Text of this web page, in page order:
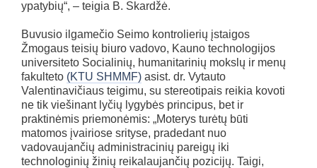
ypatybių“, – teigia B. Skardžė.
Buvusio ilgamečio Seimo kontrolierių įstaigos
Žmogaus teisių biuro vadovo, Kauno technologijos
universiteto Socialinių, humanitarinių mokslų ir menų
fakulteto (KTU SHMMF) asist. dr. Vytauto
Valentinavičiaus teigimu, su stereotipais reikia kovoti
ne tik viešinant lyčių lygybės principus, bet ir
praktinėmis priemonėmis: „Moterys turėtų būti
matomos įvairiose srityse, pradedant nuo
vadovaujančių administracinių pareigų iki
technologinių žinių reikalaujančių pozicijų. Taigi,